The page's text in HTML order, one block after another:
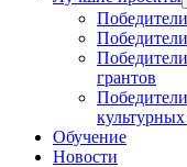
грантов
Обучение
Новости